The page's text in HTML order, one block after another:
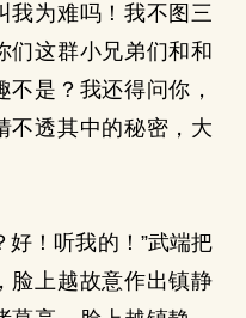
我为难吗！我不图三
们这群小兄弟们和和
是？我还得问你，
不透其中的秘密，大
！听我的！”武端把
脸上越故意作出镇静